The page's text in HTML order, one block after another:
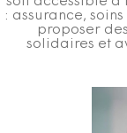
: assurance,
proposer
solidaires et